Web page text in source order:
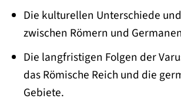
Die kulturellen Unterschiede
zwischen Römern und
Die langfristigen Folgen der
das Römische Reich und die
Gebiete.